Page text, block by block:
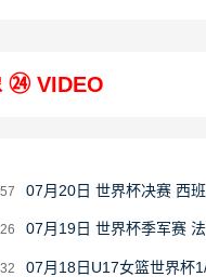
VIDEO
07月20日 世界杯决赛 西
07月19日 世界杯季军赛
07月18日U17女篮世界杯